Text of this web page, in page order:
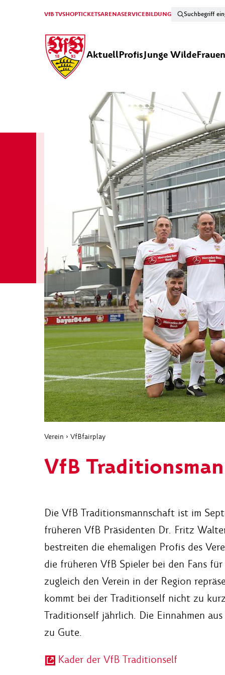
VfB TVSHOPTICKETSARENASERVICEBILDUNG
AktuellProfisJunge WildeFrauen
Verein › VfBfairplay
VfB
Die VfB Traditionsmannschaft ist im
früheren VfB Präsidenten Dr. Fritz
bestreiten die ehemaligen Profis des
die früheren VfB Spieler bei den Fans
zugleich den Verein in der Region
kommt bei der Traditionself nicht zu
Traditionself jährlich. Die Einnahmen
zu Gute.
Kader der VfB Traditionself